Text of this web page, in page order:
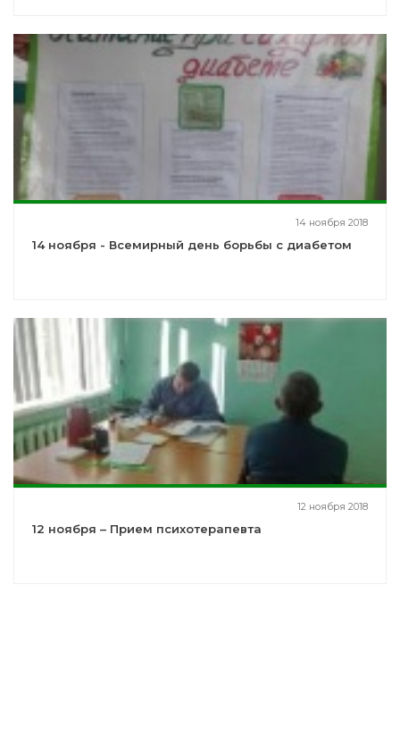
14 ноября 2018
14 ноября - Всемирный день борьбы с диабетом
12 ноября 2018
12 ноября – Прием психотерапевта